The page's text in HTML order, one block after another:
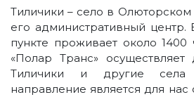
Тиличики – село в
его административный центр.
пункте проживает около 1400
«Полар Транс» осуществляет
Тиличики и другие села
направление является для нас